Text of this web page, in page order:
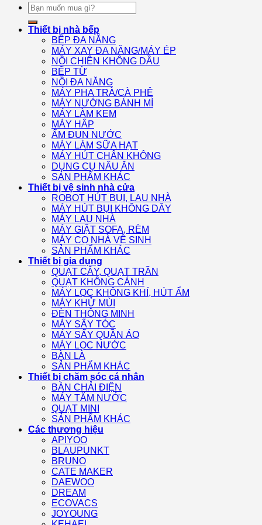
Tìm
kiếm:
Thiết bị nhà bếp
BẾP ĐA NĂNG
MÁY XAY ĐA NĂNG/MÁY ÉP
NỒI CHIÊN KHÔNG DẦU
BẾP TỪ
NỒI ĐA NĂNG
MÁY PHA TRÀ/CÀ PHÊ
MÁY NƯỚNG BÁNH MÌ
MÁY LÀM KEM
MÁY HẤP
ẤM ĐUN NƯỚC
MÁY LÀM SỮA HẠT
MÁY HÚT CHÂN KHÔNG
DỤNG CỤ NẤU ĂN
SẢN PHẨM KHÁC
Thiết bị vệ sinh nhà cửa
ROBOT HÚT BỤI, LAU NHÀ
MÁY HÚT BỤI KHÔNG DÂY
MÁY LAU NHÀ
MÁY GIẶT SOFA, RÈM
MÁY CỌ NHÀ VỆ SINH
SẢN PHẨM KHÁC
Thiết bị gia dụng
QUẠT CÂY, QUẠT TRẦN
QUẠT KHÔNG CÁNH
MÁY LỌC KHÔNG KHÍ, HÚT ẨM
MÁY KHỬ MÙI
ĐÈN THÔNG MINH
MÁY SẤY TÓC
MÁY SẤY QUẦN ÁO
MÁY LỌC NƯỚC
BÀN LÀ
SẢN PHẨM KHÁC
Thiết bị chăm sóc cá nhân
BÀN CHẢI ĐIỆN
MÁY TĂM NƯỚC
QUẠT MINI
SẢN PHẨM KHÁC
Các thương hiệu
APIYOO
BLAUPUNKT
BRUNO
CATE MAKER
DAEWOO
DREAM
ECOVACS
JOYOUNG